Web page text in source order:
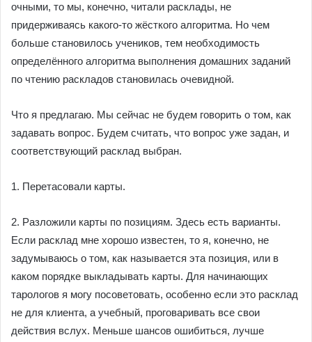
очными, то мы, конечно, читали расклады, не
придерживаясь какого-то жёсткого алгоритма. Но чем
больше становилось учеников, тем необходимость
определённого алгоритма выполнения домашних заданий
по чтению раскладов становилась очевидной.
Что я предлагаю. Мы сейчас не будем говорить о том, как
задавать вопрос. Будем считать, что вопрос уже задан, и
соответствующий расклад выбран.
1. Перетасовали карты.
2. Разложили карты по позициям. Здесь есть варианты.
Если расклад мне хорошо известен, то я, конечно, не
задумываюсь о том, как называется эта позиция, или в
каком порядке выкладывать карты. Для начинающих
тарологов я могу посоветовать, особенно если это расклад
не для клиента, а учебный, проговаривать все свои
действия вслух. Меньше шансов ошибиться, лучше